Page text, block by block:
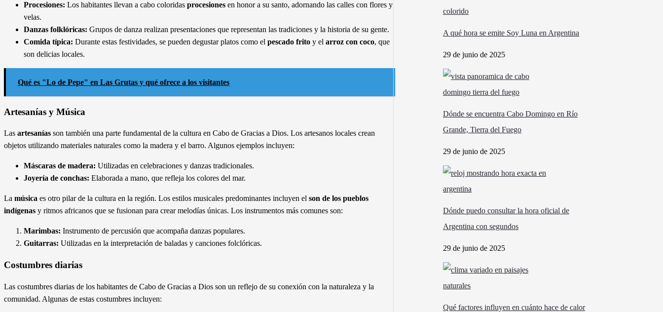
Procesiones: Los habitantes llevan a cabo coloridas procesiones en honor a su santo, adornando las calles con flores y
velas.
Danzas folklóricas: Grupos de danza realizan presentaciones que representan las tradiciones y la historia de su gente.
Comida típica: Durante estas festividades, se pueden degustar platos como el pescado frito y el arroz con coco, que
son delicias locales.
Qué es "Lo de Pepe" en Las Grutas y qué ofrece a los visitantes
Artesanías y Música
Las artesanías son también una parte fundamental de la cultura en Cabo de Gracias a Dios. Los artesanos locales crean
objetos utilizando materiales naturales como la madera y el barro. Algunos ejemplos incluyen:
Máscaras de madera: Utilizadas en celebraciones y danzas tradicionales.
Joyería de conchas: Elaborada a mano, que refleja los colores del mar.
La música es otro pilar de la cultura en la región. Los estilos musicales predominantes incluyen el son de los pueblos
indígenas y ritmos africanos que se fusionan para crear melodías únicas. Los instrumentos más comunes son:
Marimbas: Instrumento de percusión que acompaña danzas populares.
Guitarras: Utilizadas en la interpretación de baladas y canciones folclóricas.
Costumbres diarias
Las costumbres diarias de los habitantes de Cabo de Gracias a Dios son un reflejo de su conexión con la naturaleza y la
comunidad. Algunas de estas costumbres incluyen:
A qué hora se emite Soy Luna en Argentina
29 de junio de 2025
Dónde se encuentra Cabo Domingo en Río
Grande, Tierra del Fuego
29 de junio de 2025
Dónde puedo consultar la hora oficial de
Argentina con segundos
29 de junio de 2025
Qué factores influyen en cuánto hace de calor